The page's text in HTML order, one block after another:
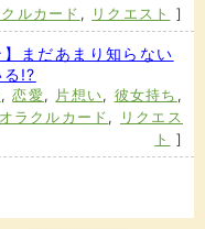
ルカード , リクエスト ]
】まだあまり知らない
!?
,恋愛, 片想い, 彼女持ち ,
オラクルカード ,
リクエス
ト
]